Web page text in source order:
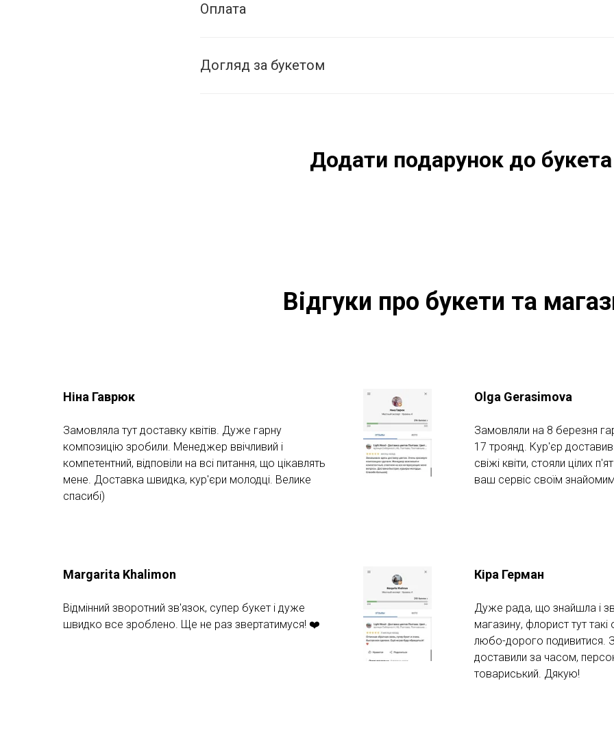
Оплата
Догляд за букетом
Додати подарунок до букета
Відгуки про букети та
Ніна Гаврюк
Замовляла тут доставку квітів. Дуже гарну
композицію зробили. Менеджер ввічливий і
компетентний, відповіли на всі питання, що цікавлять
мене. Доставка швидка, кур'єри молодці. Велике
спасибі)
Olga Gerasimova
Замовляли на 8 березня
17 троянд. Кур'єр
свіжі квіти, стояли цілих
ваш сервіс своїм
Margarita Khalimon
Відмінний зворотний зв'язок, супер букет і дуже
швидко все зроблено. Ще не раз звертатимуся! ❤️
Кіра Герман
Дуже рада, що знайшла і
магазину, флорист тут
любо-дорого подивитися.
доставили за часом,
товариський. Дякую!